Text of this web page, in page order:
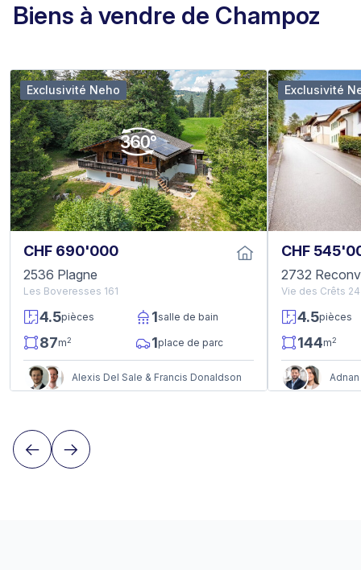
Biens à vendre de Champoz
CHF 690'000
2536 Plagne
Les Boveresses 161
4.5pièces 1salle de bain
87m2 1place de parc
Alexis Del Sale & Francis Donaldson
Exclusivité Neho
CHF
2732
Vie des Crêts 24
4.5pièces
144m2
Exclusivité